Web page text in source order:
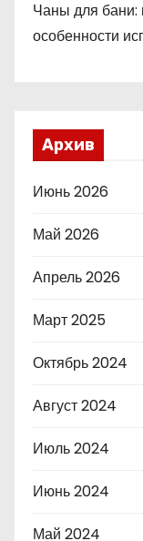
Чаны для бани:
особенности
Архив
Июнь 2026
Май 2026
Апрель 2026
Март 2025
Октябрь 2024
Август 2024
Июль 2024
Июнь 2024
Май 2024